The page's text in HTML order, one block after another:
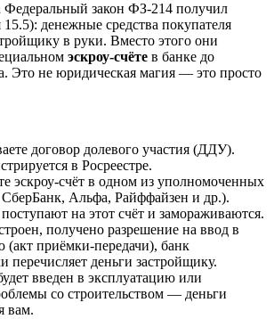
закон ФЗ-214 получил
15.5): денежные средства покупателя
в руки. Вместо этого они
эскроу-счёте в банке до
Это не юридическая магия — это просто
договор долевого участия (ДДУ).
в Росреестре.
эскроу-счёт в одном из уполномоченных
Альфа, Райффайзен и др.).
на этот счёт и замораживаются.
получено разрешение на ввод в
(акт приёмки-передачи), банк
перечисляет деньги застройщику.
введен в эксплуатацию или
со строительством — деньги
вам.